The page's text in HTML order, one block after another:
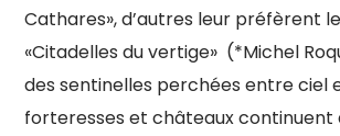
Cathares», d’autres leur préfèrent
«Citadelles du vertige» (*Michel
des sentinelles perchées entre ciel
forteresses et châteaux continuent